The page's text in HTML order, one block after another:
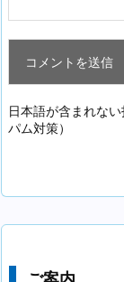
日本語が含まれな
パム対策）